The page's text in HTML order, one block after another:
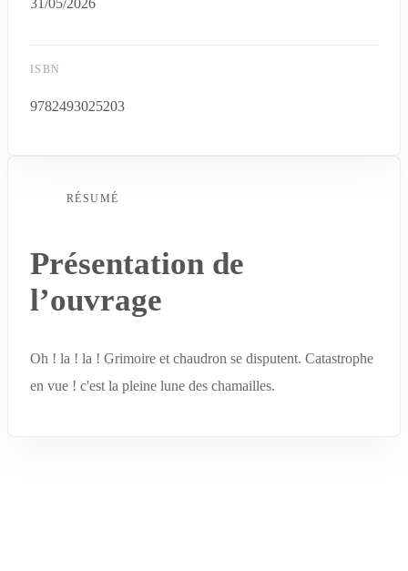
31/05/2026
ISBN
9782493025203
RÉSUMÉ
Présentation de
l’ouvrage
Oh ! la ! la ! Grimoire et chaudron se disputent. Catastrophe
en vue ! c'est la pleine lune des chamailles.